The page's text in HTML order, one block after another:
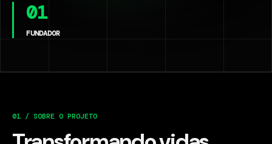
01
FUNDADOR
01 / SOBRE O PROJETO